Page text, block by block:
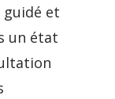
guidé et
un état